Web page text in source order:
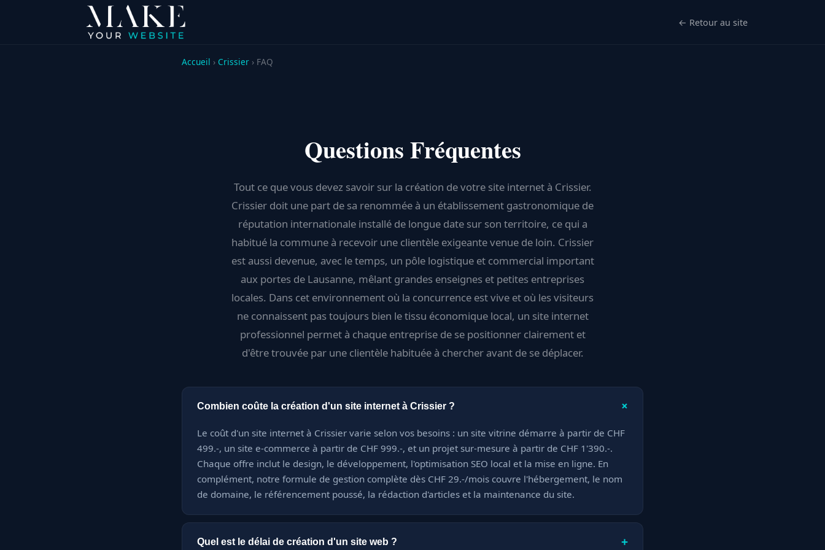
← Retour au site
Accueil › Crissier › FAQ
Questions Fréquentes
Tout ce que vous devez savoir sur la création de votre site internet à Crissier.
Crissier doit une part de sa renommée à un établissement gastronomique de
réputation internationale installé de longue date sur son territoire, ce qui a
habitué la commune à recevoir une clientèle exigeante venue de loin. Crissier
est aussi devenue, avec le temps, un pôle logistique et commercial important
aux portes de Lausanne, mêlant grandes enseignes et petites entreprises
locales. Dans cet environnement où la concurrence est vive et où les visiteurs
ne connaissent pas toujours bien le tissu économique local, un site internet
professionnel permet à chaque entreprise de se positionner clairement et
d'être trouvée par une clientèle habituée à chercher avant de se déplacer.
Combien coûte la création d'un site internet à Crissier ? +
Le coût d'un site internet à Crissier varie selon vos besoins : un site vitrine démarre à partir de CHF
499.-, un site e-commerce à partir de CHF 999.-, et un projet sur-mesure à partir de CHF 1'390.-.
Chaque offre inclut le design, le développement, l'optimisation SEO local et la mise en ligne. En
complément, notre formule de gestion complète dès CHF 29.-/mois couvre l'hébergement, le nom
de domaine, le référencement poussé, la rédaction d'articles et la maintenance du site.
Quel est le délai de création d'un site web ? +